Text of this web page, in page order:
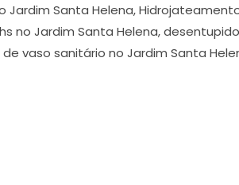
Jardim Santa Helena,
no Jardim Santa Helena,
vaso sanitário no Jardim Santa